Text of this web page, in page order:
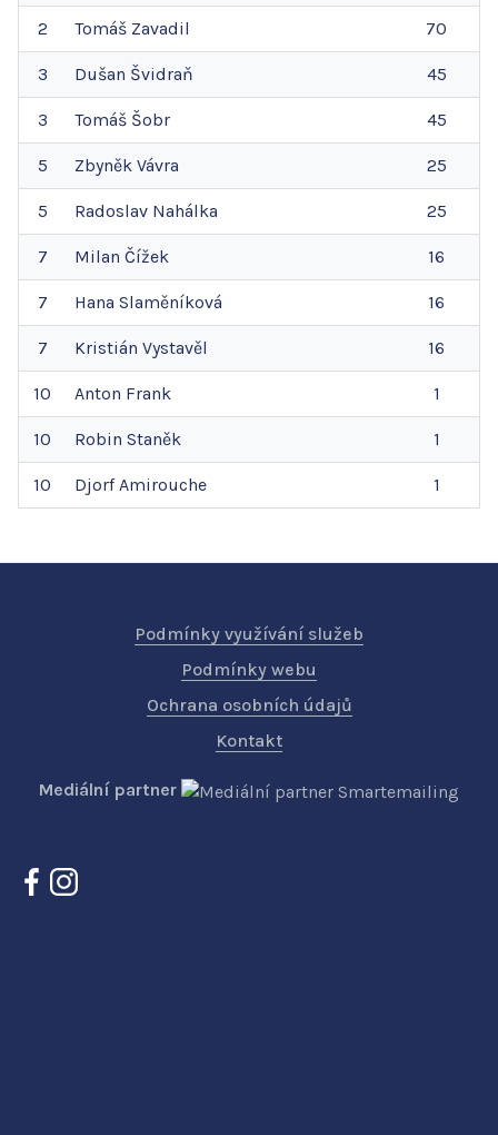
2 Tomáš Zavadil 70
3 Dušan Švidraň 45
3 Tomáš Šobr 45
5 Zbyněk Vávra 25
5 Radoslav Nahálka 25
7 Milan Čížek 16
7 Hana Slaměníková 16
7 Kristián Vystavěl 16
10 Anton Frank 1
10 Robin Staněk 1
10 Djorf Amirouche 1
Podmínky využívání služeb
Podmínky webu
Ochrana osobních údajů
Kontakt
Mediální partner